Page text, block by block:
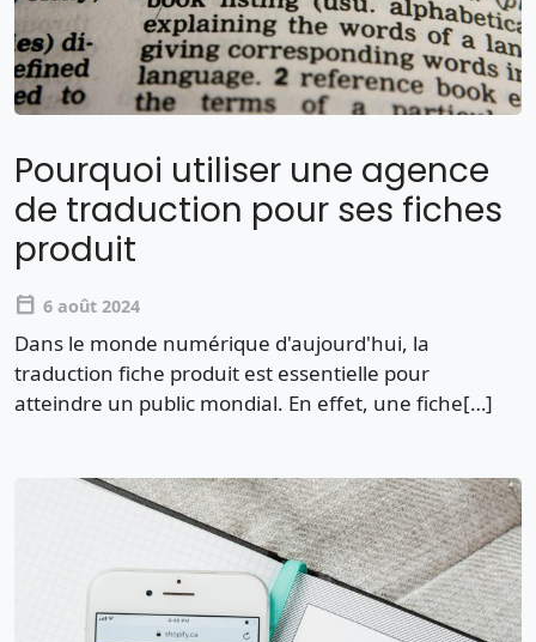
Pourquoi utiliser une agence
de traduction pour ses fiches
produit
calendar_today 6 août 2024
Dans le monde numérique d'aujourd'hui, la
traduction fiche produit est essentielle pour
atteindre un public mondial. En effet, une fiche[…]